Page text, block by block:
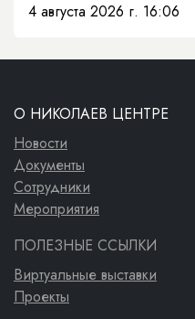
4 августа 2026 г. 16:06
О НИКОЛАЕВ ЦЕНТРЕ
Новости
Документы
Сотрудники
Мероприятия
ПОЛЕЗНЫЕ ССЫЛКИ
Виртуальные выставки
Проекты